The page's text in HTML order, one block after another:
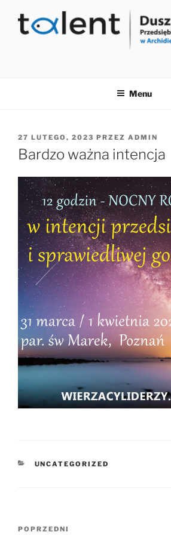
treści
Menu
OPUBLIKOWANE
W
27 LUTEGO, 2023 PRZEZ ADMIN
Bardzo ważna intencja
KATEGORIE
UNCATEGORIZED
Poprzedni
POPRZEDNI